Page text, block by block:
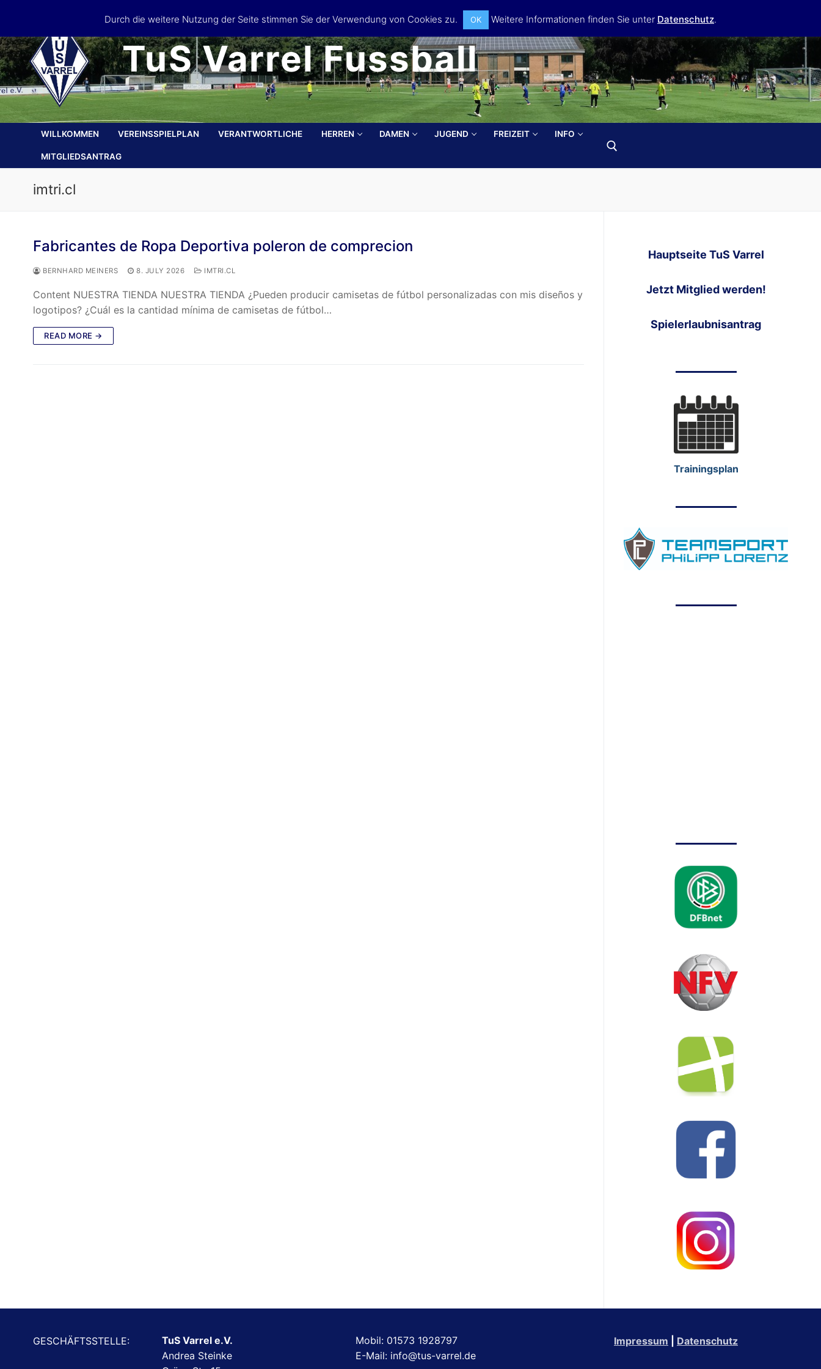
content
TuS Varrel Fussball
WILLKOMMEN VEREINSSPIELPLAN VERANTWORTLICHE HERREN DAMEN JUGEND FREIZEIT INFO
MITGLIEDSANTRAG
imtri.cl
Fabricantes de Ropa Deportiva poleron de comprecion
BERNHARD MEINERS 8. JULY 2026 IMTRI.CL
Content NUESTRA TIENDA NUESTRA TIENDA ¿Pueden producir camisetas de fútbol personalizadas con mis diseños y
logotipos? ¿Cuál es la cantidad mínima de camisetas de fútbol…
READ MORE →
Hauptseite TuS Varrel
Jetzt Mitglied werden!
Spielerlaubnisantrag
Trainingsplan
GESCHÄFTSSTELLE:
TuS Varrel e.V.
Andrea Steinke
Mobil: 01573 1928797
E-Mail: info@tus-varrel.de
Impressum Datenschutz
Durch die weitere Nutzung der Seite stimmen Sie der Verwendung von Cookies zu. OK Weitere Informationen finden Sie unter Datenschutz.